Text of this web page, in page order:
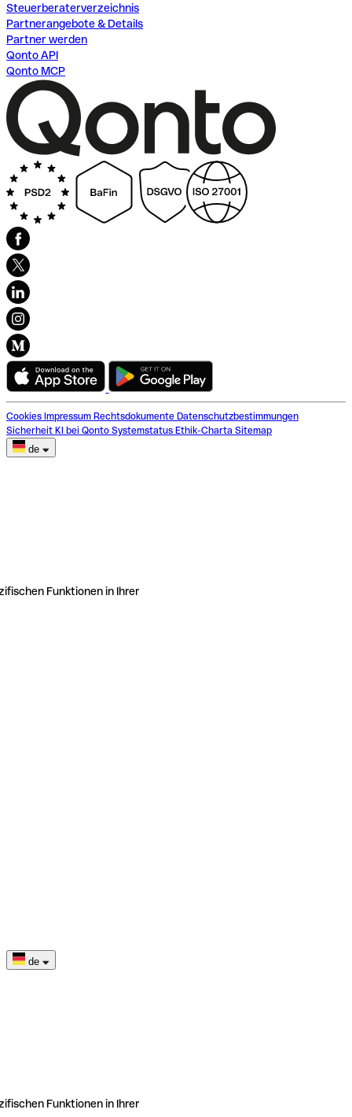
Steuerberaterverzeichnis
Partnerangebote & Details
Partner werden
Qonto API
Qonto MCP
Cookies Impressum Rechtsdokumente Datenschutzbestimmungen
Sicherheit KI bei Qonto Systemstatus Ethik-Charta Sitemap
de
Funktionen in Ihrer
de
Funktionen in Ihrer